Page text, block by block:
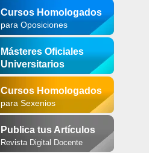
Cursos Homologados
para Oposiciones
Másteres Oficiales
Universitarios
Cursos Homologados
para Sexenios
Publica tus Artículos
Revista Digital Docente